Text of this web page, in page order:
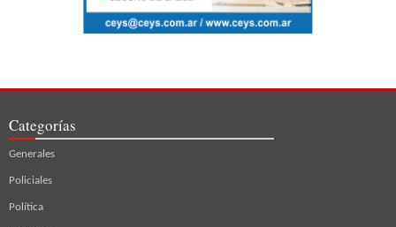
Categorías
Generales
Policiales
Política